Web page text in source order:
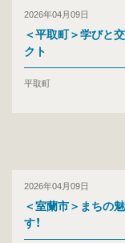
2026年04月09日
＜平取町＞学びと
クト
平取町
2026年04月09日
＜室蘭市＞まちの
す！